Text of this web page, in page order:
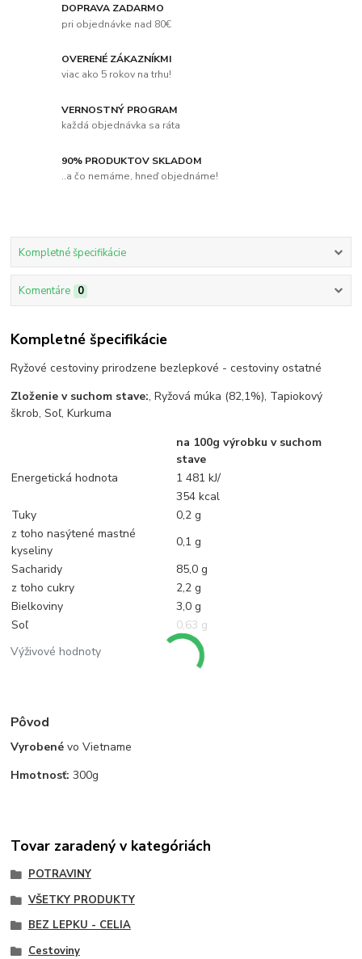
DOPRAVA ZADARMO
pri objednávke nad 80€
OVERENÉ ZÁKAZNÍKMI
viac ako 5 rokov na trhu!
VERNOSTNÝ PROGRAM
každá objednávka sa ráta
90% PRODUKTOV SKLADOM
..a čo nemáme, hneď objednáme!
Kompletné špecifikácie
Komentáre 0
Kompletné špecifikácie
Ryžové cestoviny prirodzene bezlepkové - cestoviny ostatné
Zloženie v suchom stave:, Ryžová múka (82,1%), Tapiokový
škrob, Soľ, Kurkuma
Výživové hodnoty
na 100g výrobku v suchom
stave
Energetická hodnota
1 481 kJ/
354 kcal
Tuky
0,2 g
z toho nasýtené mastné
kyseliny
0,1 g
Sacharidy
85,0 g
z toho cukry
2,2 g
Bielkoviny
3,0 g
Soľ
0,63 g
Pôvod
Vyrobené vo Vietname
Hmotnosť: 300g
Tovar zaradený v kategóriách
POTRAVINY
VŠETKY PRODUKTY
BEZ LEPKU - CELIA
Cestoviny